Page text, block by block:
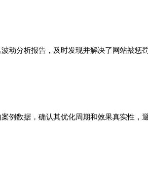
动分析报告，及时发现并解决了网站被惩
例数据，确认其优化周期和效果真实性，